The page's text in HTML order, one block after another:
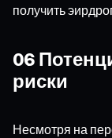
получить
06
риски
Несмотря на